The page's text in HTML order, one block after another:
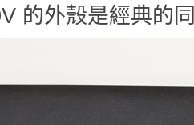
的外殼是經典的